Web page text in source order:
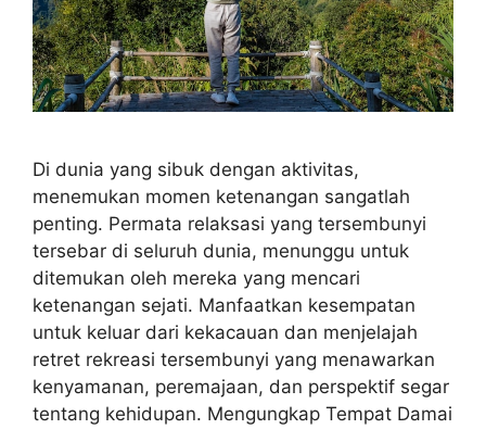
Di dunia yang sibuk dengan aktivitas,
menemukan momen ketenangan sangatlah
penting. Permata relaksasi yang tersembunyi
tersebar di seluruh dunia, menunggu untuk
ditemukan oleh mereka yang mencari
ketenangan sejati. Manfaatkan kesempatan
untuk keluar dari kekacauan dan menjelajah
retret rekreasi tersembunyi yang menawarkan
kenyamanan, peremajaan, dan perspektif segar
tentang kehidupan. Mengungkap Tempat Damai